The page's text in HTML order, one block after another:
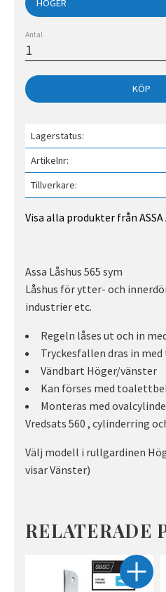
Antal
KÖP
Lagerstatus
Artikelnr
Tillverkare
Visa alla produkter från ASSA
Assa Låshus 565 sym
Låshus för ytter- och
industrier etc.
Regeln låses ut och in
Tryckesfallen dras in
Vändbart Höger/vänster
Kan förses med
Monteras med
Vredsats 560 , cylinderring
Välj modell i rullgardinen
visar Vänster)
RELATERADE